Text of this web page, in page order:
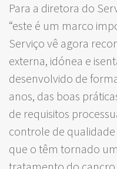
Para a diretora do
“este é um marco
Serviço vê agora
externa, idónea e
desenvolvido de
anos, das boas
de requisitos
controle de
que o têm tornado